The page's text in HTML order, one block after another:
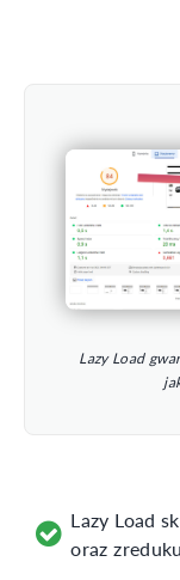
Lazy Load
Lazy Load
oraz